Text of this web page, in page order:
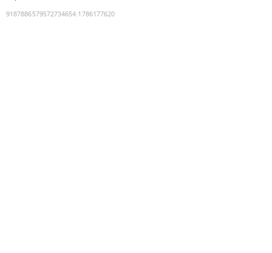
9187886579572734654:1786177620